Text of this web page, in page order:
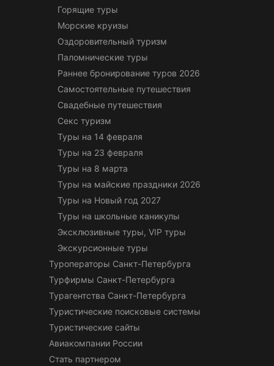
Горящие туры
Морские круизы
Оздоровительный туризм
Паломнические туры
Раннее бронирование туров 2026
Самостоятельные путешествия
Свадебные путешествия
Секс туризм
Туры на 14 февраля
Туры на 23 февраля
Туры на 8 марта
Туры на майские праздники 2026
Туры на Новый год 2027
Туры на школьные каникулы
Эксклюзивные туры, VIP туры
Экскурсионные туры
Туроператоры Санкт-Петербурга
Турфирмы Санкт-Петербурга
Турагентства Санкт-Петербурга
Туристические поисковые системы
Туристические сайты
Авиакомпании России
Стать партнером